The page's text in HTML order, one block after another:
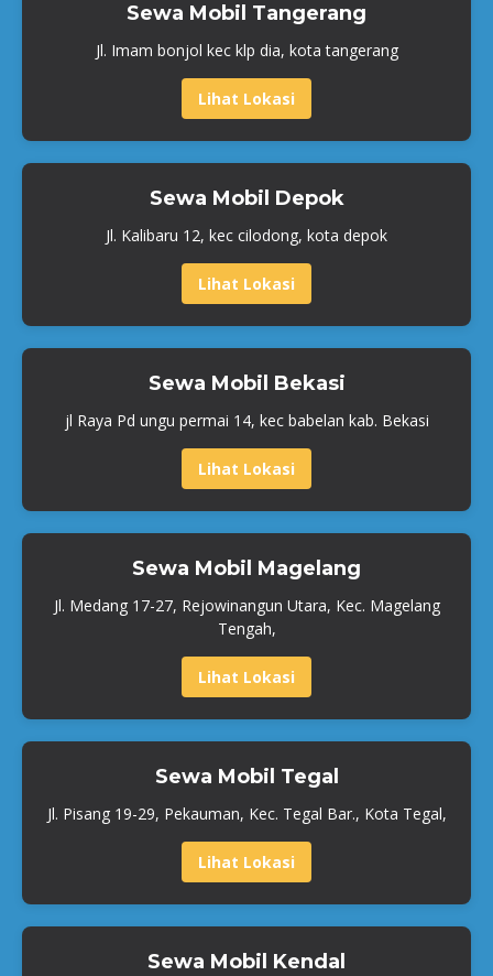
Sewa Mobil Tangerang
Jl. Imam bonjol kec klp dia, kota tangerang
Lihat Lokasi
Sewa Mobil Depok
Jl. Kalibaru 12, kec cilodong, kota depok
Lihat Lokasi
Sewa Mobil Bekasi
jl Raya Pd ungu permai 14, kec babelan kab. Bekasi
Lihat Lokasi
Sewa Mobil Magelang
Jl. Medang 17-27, Rejowinangun Utara, Kec. Magelang
Tengah,
Lihat Lokasi
Sewa Mobil Tegal
Jl. Pisang 19-29, Pekauman, Kec. Tegal Bar., Kota Tegal,
Lihat Lokasi
Sewa Mobil Kendal